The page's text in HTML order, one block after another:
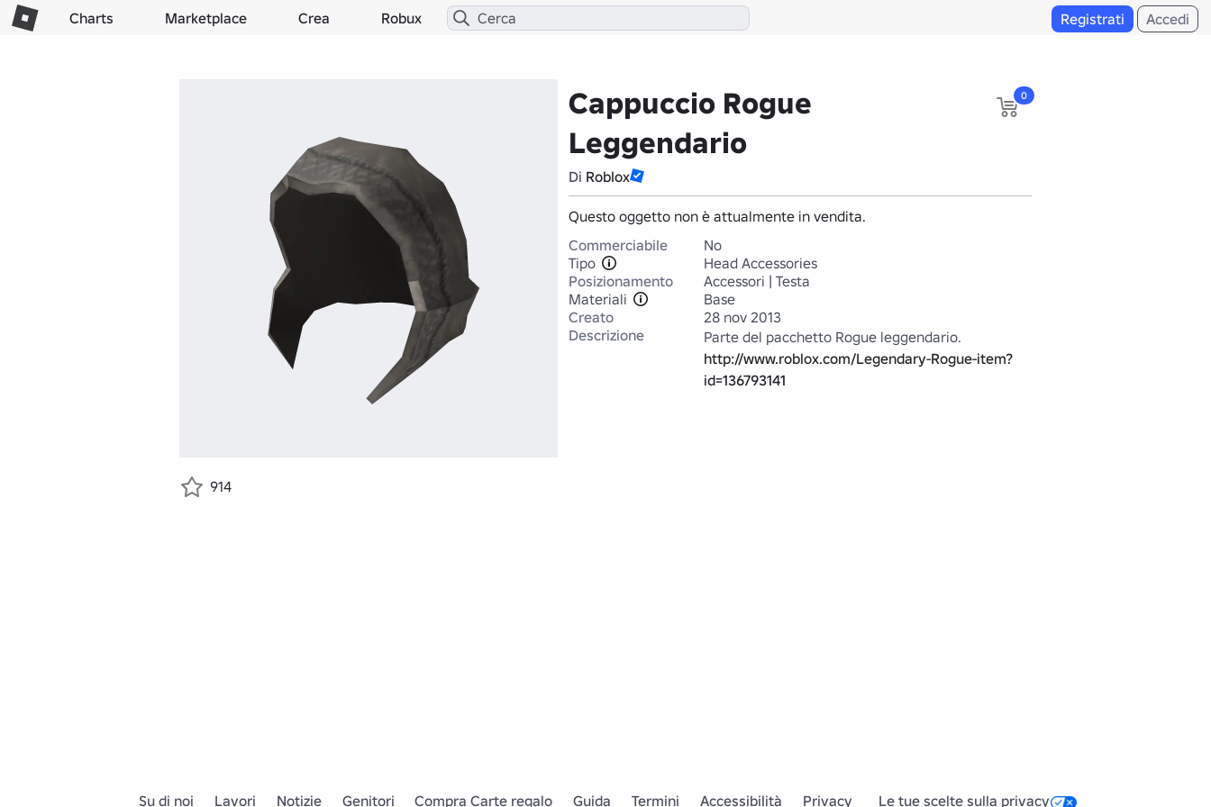
Charts Marketplace Crea Robux Registrati Accedi
Cappuccio Rogue
Leggendario
Di Roblox
0
Questo oggetto non è attualmente in vendita.
Commerciabile
No
Tipo
Head Accessories
Posizionamento
Accessori | Testa
Materiali
Base
Creato
28 nov 2013
Descrizione
http://www.roblox.com/Legendary-Rogue-item?
id=136793141
914
Su di noi Lavori Notizie Genitori Compra Carte regalo Guida Termini Accessibilità Privacy Le tue scelte sulla privacy